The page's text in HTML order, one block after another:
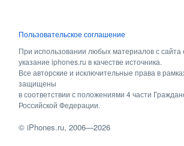
Пользовательское соглашение
При использовании любых материалов с сайта
указание iphones.ru в качестве источника.
Все авторские и исключительные права в
защищены
в соответствии с положениями 4 части
Российской Федерации.
©iPhones.ru, 2006—2026